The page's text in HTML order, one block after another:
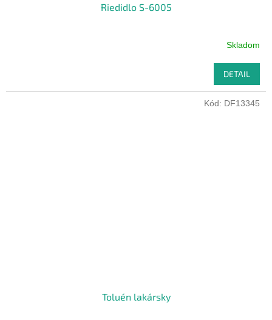
Riedidlo S-6005
Skladom
DETAIL
Toluén lakársky
Kód: DF13345